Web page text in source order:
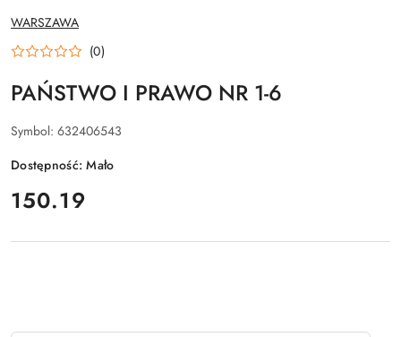
NAZWA
PRODUCENTA:
WARSZAWA
(0)
PAŃSTWO I PRAWO NR 1-6
Symbol: 632406543
Dostępność:Mało
cena:
150.19